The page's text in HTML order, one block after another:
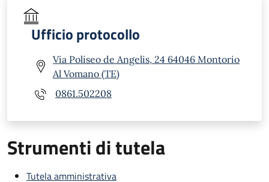
Ufficio protocollo
Via Poliseo de Angelis, 24 64046 Montorio
Al Vomano (TE)
0861.502208
Strumenti di tutela
Tutela amministrativa